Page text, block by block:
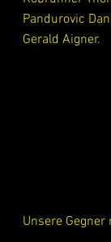
Pandurovic
Gerald Aigner.
Unsere Gegner